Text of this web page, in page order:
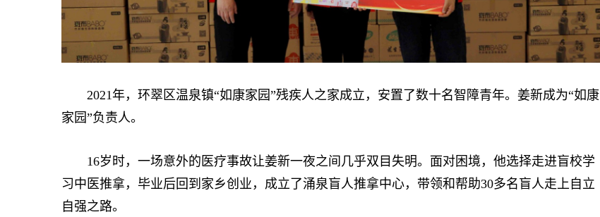
2021年，环翠区温泉镇“如康家园”残疾人之家成立，安置了数十名智障青年。姜新成为“如康
家园”负责人。
16岁时，一场意外的医疗事故让姜新一夜之间几乎双目失明。面对困境，他选择走进盲校学
习中医推拿，毕业后回到家乡创业，成立了涌泉盲人推拿中心，带领和帮助30多名盲人走上自立
自强之路。